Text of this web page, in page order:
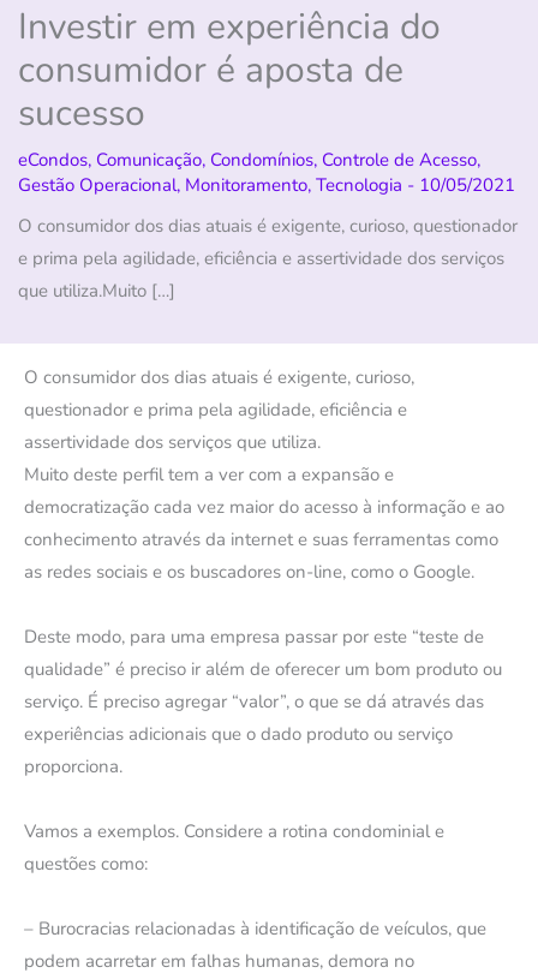
Investir em experiência do
consumidor é aposta de
sucesso
eCondos, Comunicação, Condomínios, Controle de Acesso,
Gestão Operacional, Monitoramento, Tecnologia - 10/05/2021
O consumidor dos dias atuais é exigente, curioso, questionador
e prima pela agilidade, eficiência e assertividade dos serviços
que utiliza.Muito […]
O consumidor dos dias atuais é exigente, curioso,
questionador e prima pela agilidade, eficiência e
assertividade dos serviços que utiliza.
Muito deste perfil tem a ver com a expansão e
democratização cada vez maior do acesso à informação e ao
conhecimento através da internet e suas ferramentas como
as redes sociais e os buscadores on-line, como o Google.
Deste modo, para uma empresa passar por este “teste de
qualidade” é preciso ir além de oferecer um bom produto ou
serviço. É preciso agregar “valor”, o que se dá através das
experiências adicionais que o dado produto ou serviço
proporciona.
Vamos a exemplos. Considere a rotina condominial e
questões como:
– Burocracias relacionadas à identificação de veículos, que
podem acarretar em falhas humanas, demora no